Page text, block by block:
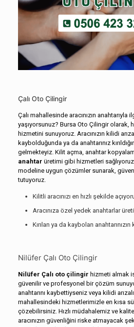
Çalı Oto Çilingir
Çalı mahallesinde aracınızın anahtarıyla
yaşıyorsunuz? Bursa Oto Çilingir olarak,
hizmetini sunuyoruz. Aracınızın kilidi
kaybolduğunda ya da anahtarınız
gelmekteyiz. Kilit açma, anahtar
anahtar üretimi gibi hizmetleri
modeline uygun çözümler sunarak,
tutuyoruz.
Kilitli aracınızı en hızlı şekilde
Aracınıza özel yedek anahtarlar
Kırılan ya da kaybolan anahtarınızın
Nilüfer Çalı Oto Çilingir
Nilüfer Çalı oto çilingir hizmeti almak
güvenilir ve profesyonel bir çözüm
anahtarını kaybettiyseniz veya kilidi
mahallesindeki hizmetlerimizle en kısa
çözebilirsiniz. Hızlı müdahalemiz ve
aracınızın güvenliğini riske atmayacak